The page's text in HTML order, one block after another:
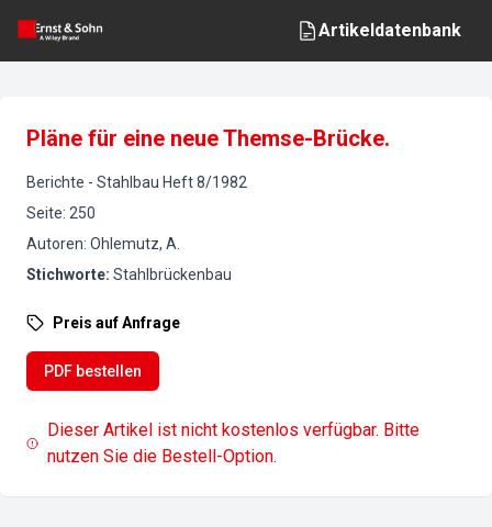
Artikeldatenbank
Pläne für eine neue Themse-Brücke.
Berichte - Stahlbau Heft8/1982
Seite: 250
Autoren: Ohlemutz, A.
Stichworte: Stahlbrückenbau
Preis auf Anfrage
PDF bestellen
Dieser Artikel ist nicht kostenlos verfügbar. Bitte
nutzen Sie die Bestell-Option.